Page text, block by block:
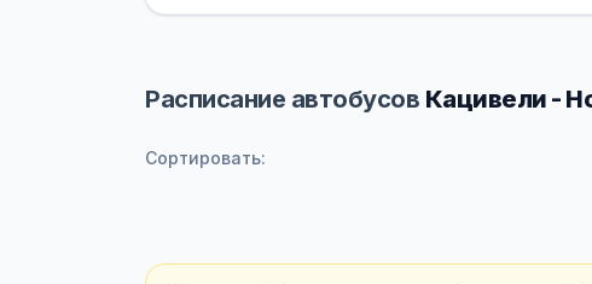
Расписание автобусов Кацивели -
Сортировать: